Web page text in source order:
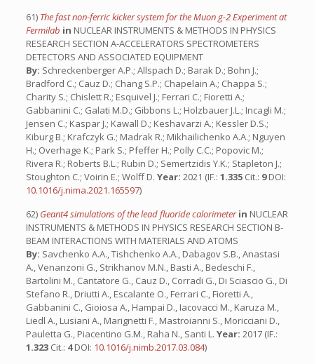
61) The fast non-ferric kicker system for the Muon g-2 Experiment at
Fermilab in NUCLEAR INSTRUMENTS & METHODS IN PHYSICS
RESEARCH SECTION A-ACCELERATORS SPECTROMETERS
DETECTORS AND ASSOCIATED EQUIPMENT
By: Schreckenberger A.P.; Allspach D.; Barak D.; Bohn J.;
Bradford C.; Cauz D.; Chang S.P.; Chapelain A.; Chappa S.;
Charity S.; Chislett R.; Esquivel J.; Ferrari C.; Fioretti A.;
Gabbanini C.; Galati M.D.; Gibbons L.; Holzbauer J.L.; Incagli M.;
Jensen C.; Kaspar J.; Kawall D.; Keshavarzi A.; Kessler D.S.;
Kiburg B.; Krafczyk G.; Madrak R.; Mikhailichenko A.A.; Nguyen
H.; Overhage K.; Park S.; Pfeffer H.; Polly C.C.; Popovic M.;
Rivera R.; Roberts B.L.; Rubin D.; Semertzidis Y.K.; Stapleton J.;
Stoughton C.; Voirin E.; Wolff D. Year: 2021 (IF.: 1.335 Cit.: 9DOI:
10.1016/j.nima.2021.165597)
62) Geant4 simulations of the lead fluoride calorimeterin NUCLEAR
INSTRUMENTS & METHODS IN PHYSICS RESEARCH SECTION B-
BEAM INTERACTIONS WITH MATERIALS AND ATOMS
By: Savchenko A.A., Tishchenko A.A., Dabagov S.B., Anastasi
A., Venanzoni G., Strikhanov M.N., Basti A., Bedeschi F.,
Bartolini M., Cantatore G., Cauz D., Corradi G., Di Sciascio G., Di
Stefano R., Driutti A., Escalante O., Ferrari C., Fioretti A.,
Gabbanini C., Gioiosa A., Hampai D., Iacovacci M., Karuza M.,
Liedl A., Lusiani A., Marignetti F., Mastroianni S., Moricciani D.,
Pauletta G., Piacentino G.M., Raha N., Santi L. Year: 2017 (IF.:
1.323 Cit.: 4DOI: 10.1016/j.nimb.2017.03.084)